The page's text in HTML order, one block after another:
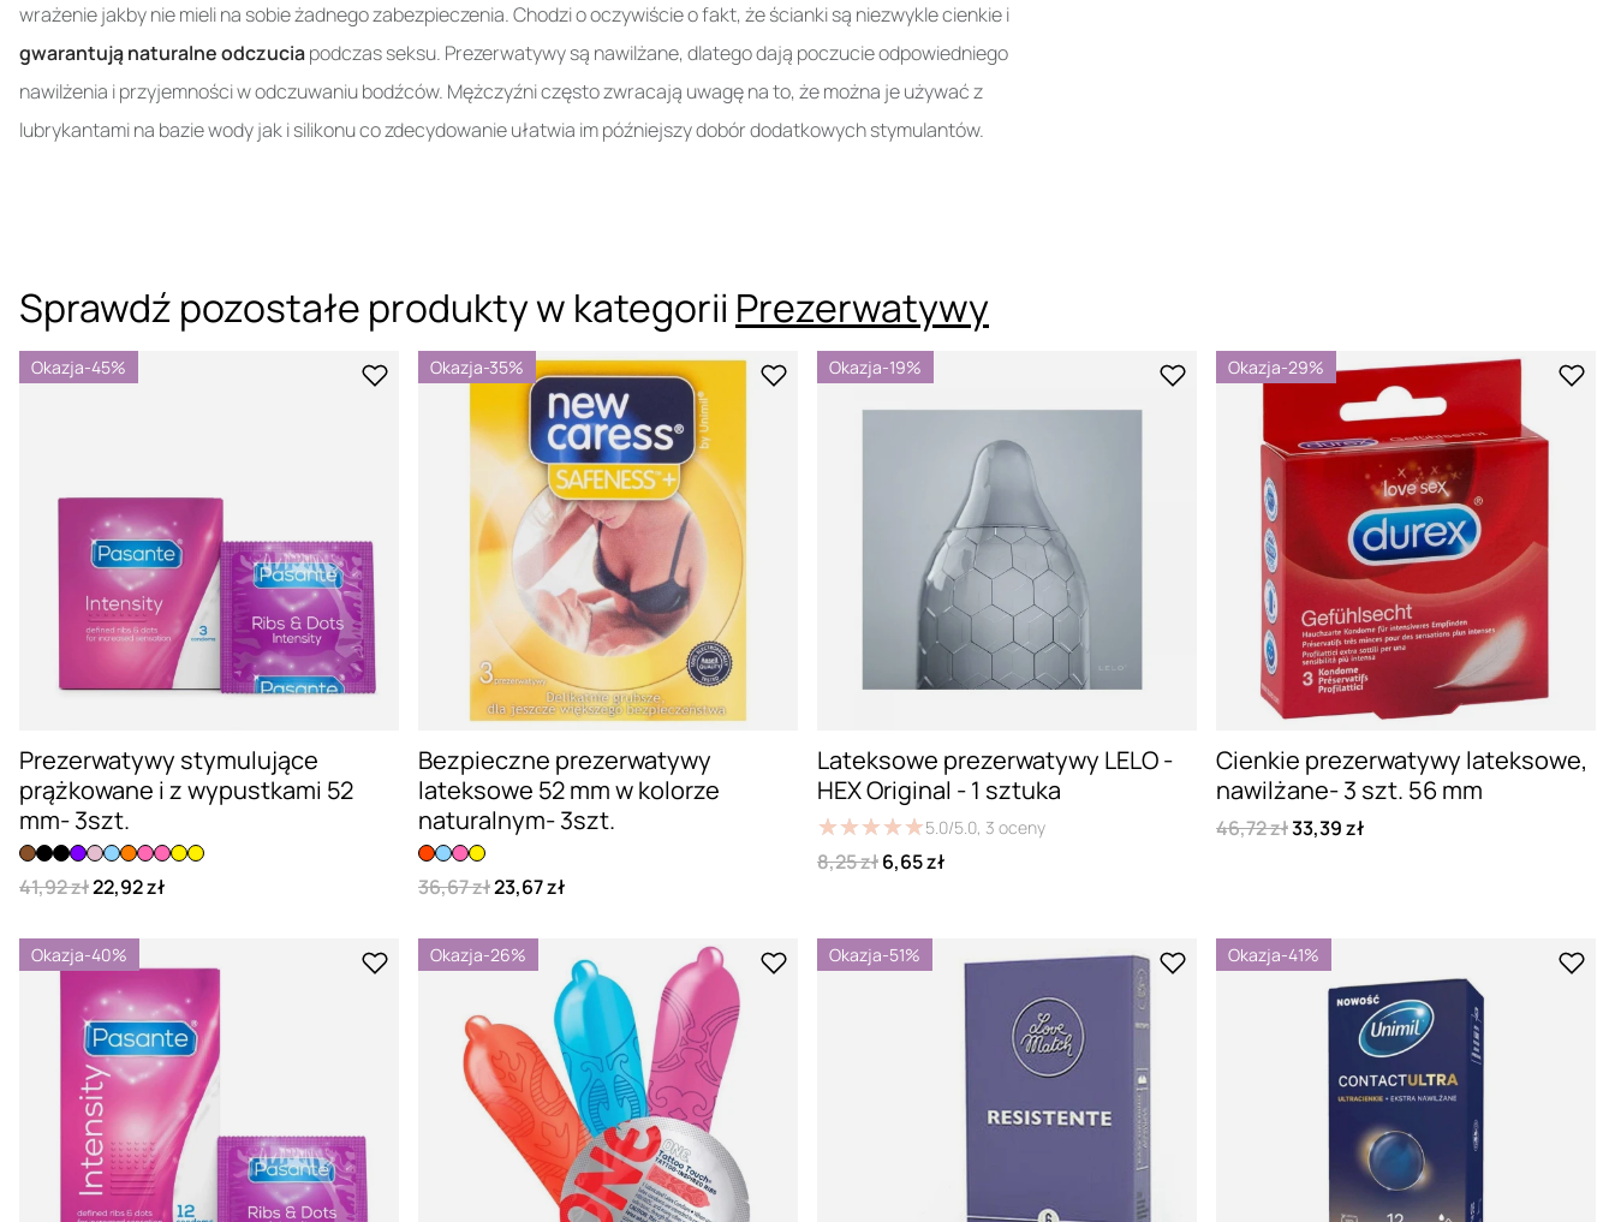
wrażenie jakby nie mieli na sobie żadnego zabezpieczenia. Chodzi o oczywiście o fakt, że ścianki są niezwykle cienkie i
gwarantują naturalne odczuciapodczas seksu. Prezerwatywy są nawilżane, dlatego dają poczucie odpowiedniego
nawilżenia i przyjemności w odczuwaniu bodźców. Mężczyźni często zwracają uwagę na to, że można je używać z
lubrykantami na bazie wody jak i silikonu co zdecydowanie ułatwia im późniejszy dobór dodatkowych stymulantów.
Sprawdź pozostałe produkty w kategorii Prezerwatywy
Okazja-45%
Prezerwatywy stymulujące
prążkowane i z wypustkami 52
mm- 3szt.
41,92 zł22,92 zł
Okazja-35%
Bezpieczne prezerwatywy
lateksowe 52 mm w kolorze
naturalnym- 3szt.
36,67 zł23,67 zł
Okazja-19%
Lateksowe prezerwatywy LELO -
HEX Original - 1 sztuka
★★★★★
★★★★★5.0/5.0, 3 oceny
8,25 zł6,65 zł
Okazja-29%
Cienkie prezerwatywy lateksowe,
nawilżane- 3 szt. 56 mm
46,72 zł33,39 zł
Okazja-40% Okazja-26% Okazja-51% Okazja-41%